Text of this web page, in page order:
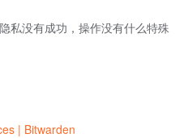
私没有成功，操作没有什么特殊
| Bitwarden